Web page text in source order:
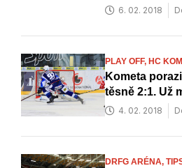
6. 02. 2018
PLAY OFF, HC
Kometa
těsně 2:1. Už
4. 02. 2018
DRFG ARÉNA,